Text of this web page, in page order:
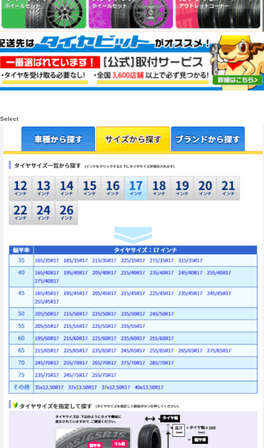
Select